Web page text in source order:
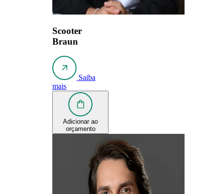
Scooter
Braun
Saiba
mais
Adicionar ao
orçamento